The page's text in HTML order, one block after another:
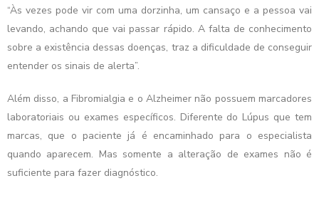
“Às vezes pode vir com uma dorzinha, um cansaço e a pessoa vai
levando, achando que vai passar rápido. A falta de conhecimento
sobre a existência dessas doenças, traz a dificuldade de conseguir
entender os sinais de alerta”.
Além disso, a Fibromialgia e o Alzheimer não possuem marcadores
laboratoriais ou exames específicos. Diferente do Lúpus que tem
marcas, que o paciente já é encaminhado para o especialista
quando aparecem. Mas somente a alteração de exames não é
suficiente para fazer diagnóstico.